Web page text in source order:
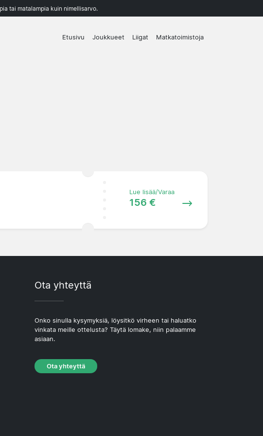
tai matalampia kuin nimellisarvo.
Etusivu Joukkueet Liigat Matkatoimistoja
Lue lisää/Varaa
156 €
Ota yhteyttä
Onko sinulla kysymyksiä, löysitkö virheen tai haluatko
vinkata meille ottelusta? Täytä lomake, niin palaamme
asiaan.
Ota yhteyttä